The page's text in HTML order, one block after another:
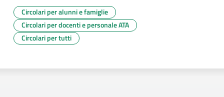
Circolari per alunni e famiglie
Circolari per docenti e personale ATA
Circolari per tutti